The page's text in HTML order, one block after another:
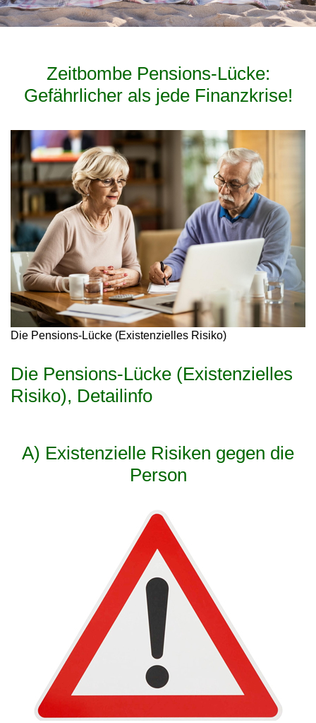
Zeitbombe Pensions-Lücke:
Gefährlicher als jede Finanzkrise!
Die Pensions-Lücke (Existenzielles Risiko)
Die Pensions-Lücke (Existenzielles
Risiko), Detailinfo
A) Existenzielle Risiken gegen die
Person